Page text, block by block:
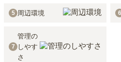
5 周辺環境 6
7
管理の
しやす
さ